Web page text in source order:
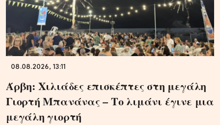
08.08.2026, 13:11
Άρβη: Χιλιάδες επισκέπτες στη μεγάλη
Γιορτή Μπανάνας – Το λιμάνι έγινε μια
μεγάλη γιορτή